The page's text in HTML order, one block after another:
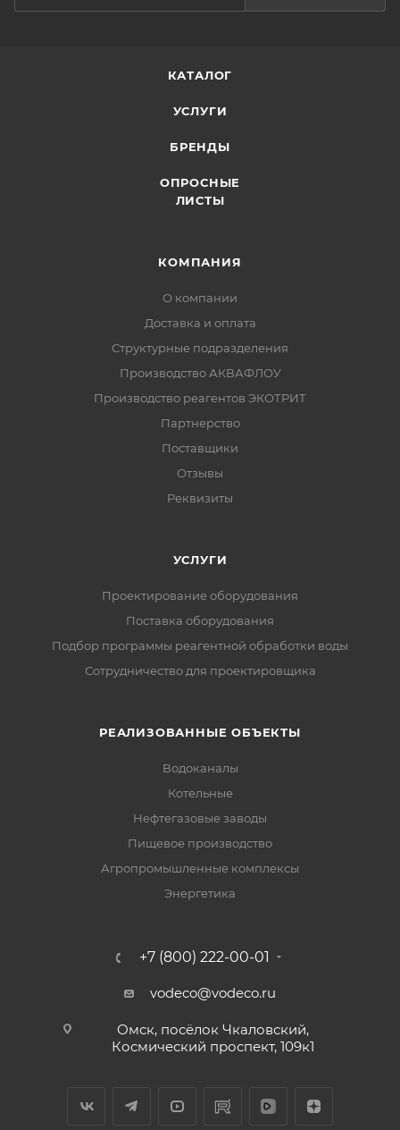
КАТАЛОГ
УСЛУГИ
БРЕНДЫ
ОПРОСНЫЕ
ЛИСТЫ
КОМПАНИЯ
О компании
Доставка и оплата
Структурные подразделения
Производство АКВАФЛОУ
Производство реагентов ЭКОТРИТ
Партнерство
Поставщики
Отзывы
Реквизиты
УСЛУГИ
Проектирование оборудования
Поставка оборудования
Подбор программы реагентной обработки воды
Сотрудничество для проектировщика
РЕАЛИЗОВАННЫЕ ОБЪЕКТЫ
Водоканалы
Котельные
Нефтегазовые заводы
Пищевое производство
Агропромышленные комплексы
Энергетика
+7 (800) 222-00-01
vodeco@vodeco.ru
Омск, посёлок Чкаловский,
Космический проспект, 109к1